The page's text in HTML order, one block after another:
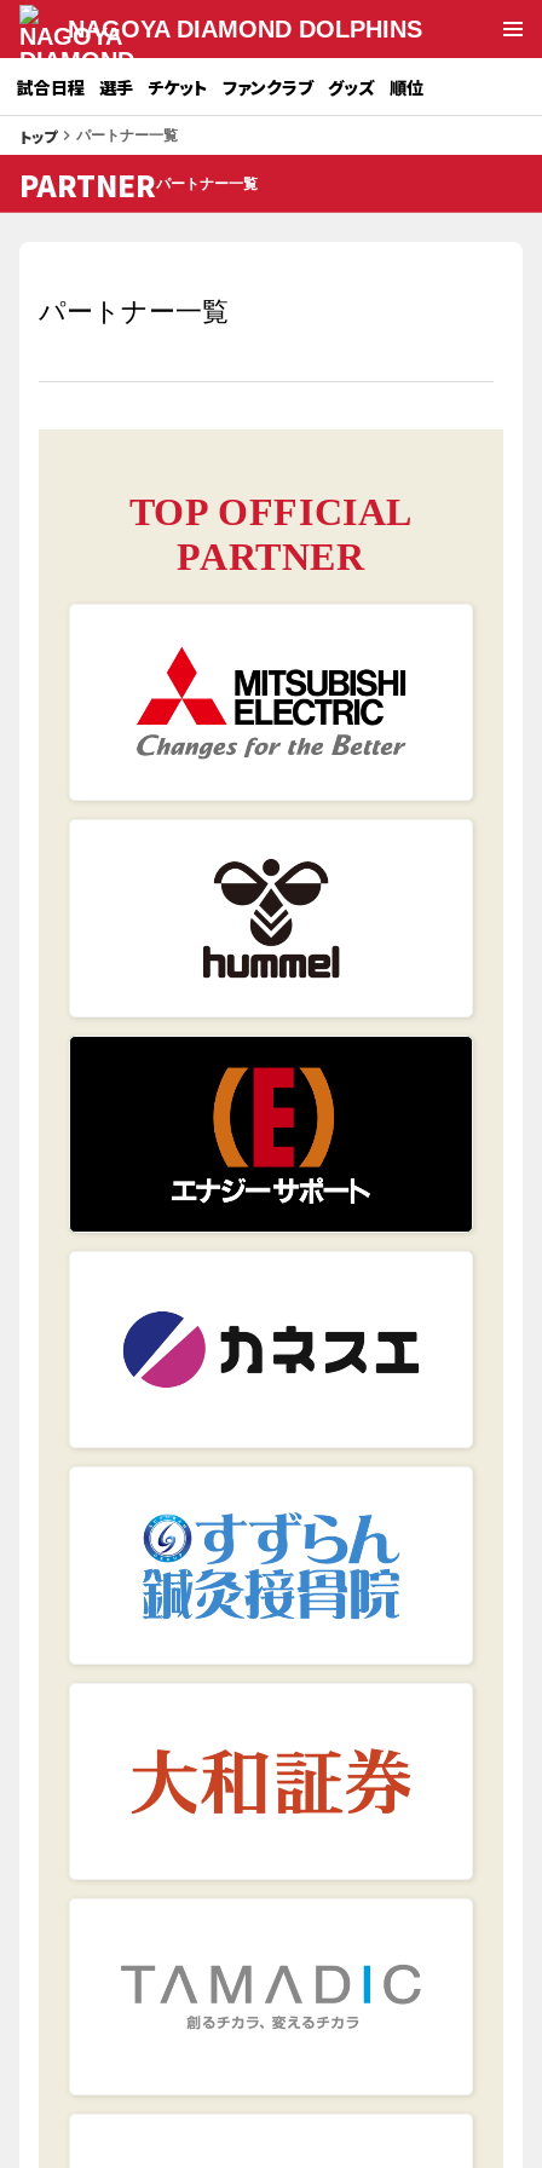
NAGOYA DIAMOND DOLPHINS
試合日程 選手 チケット ファンクラブ グッズ 順位
トップkeyboard_arrow_right パートナー一覧
PARTNERパートナー一覧
パートナー一覧
TOP OFFICIAL
PARTNER